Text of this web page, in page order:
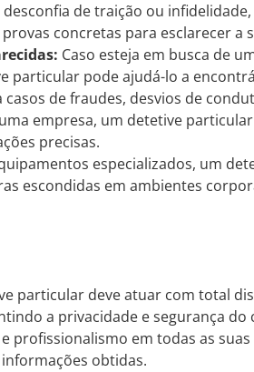
desconfia de traição ou
concretas para esclarecer a
Caso esteja em busca de
particular pode ajudá-lo a
casos de fraudes, desvios de
empresa, um detetive
precisas.
especializados, um
escondidas em ambientes
particular deve atuar com total
a privacidade e segurança do
profissionalismo em todas as
obtidas.